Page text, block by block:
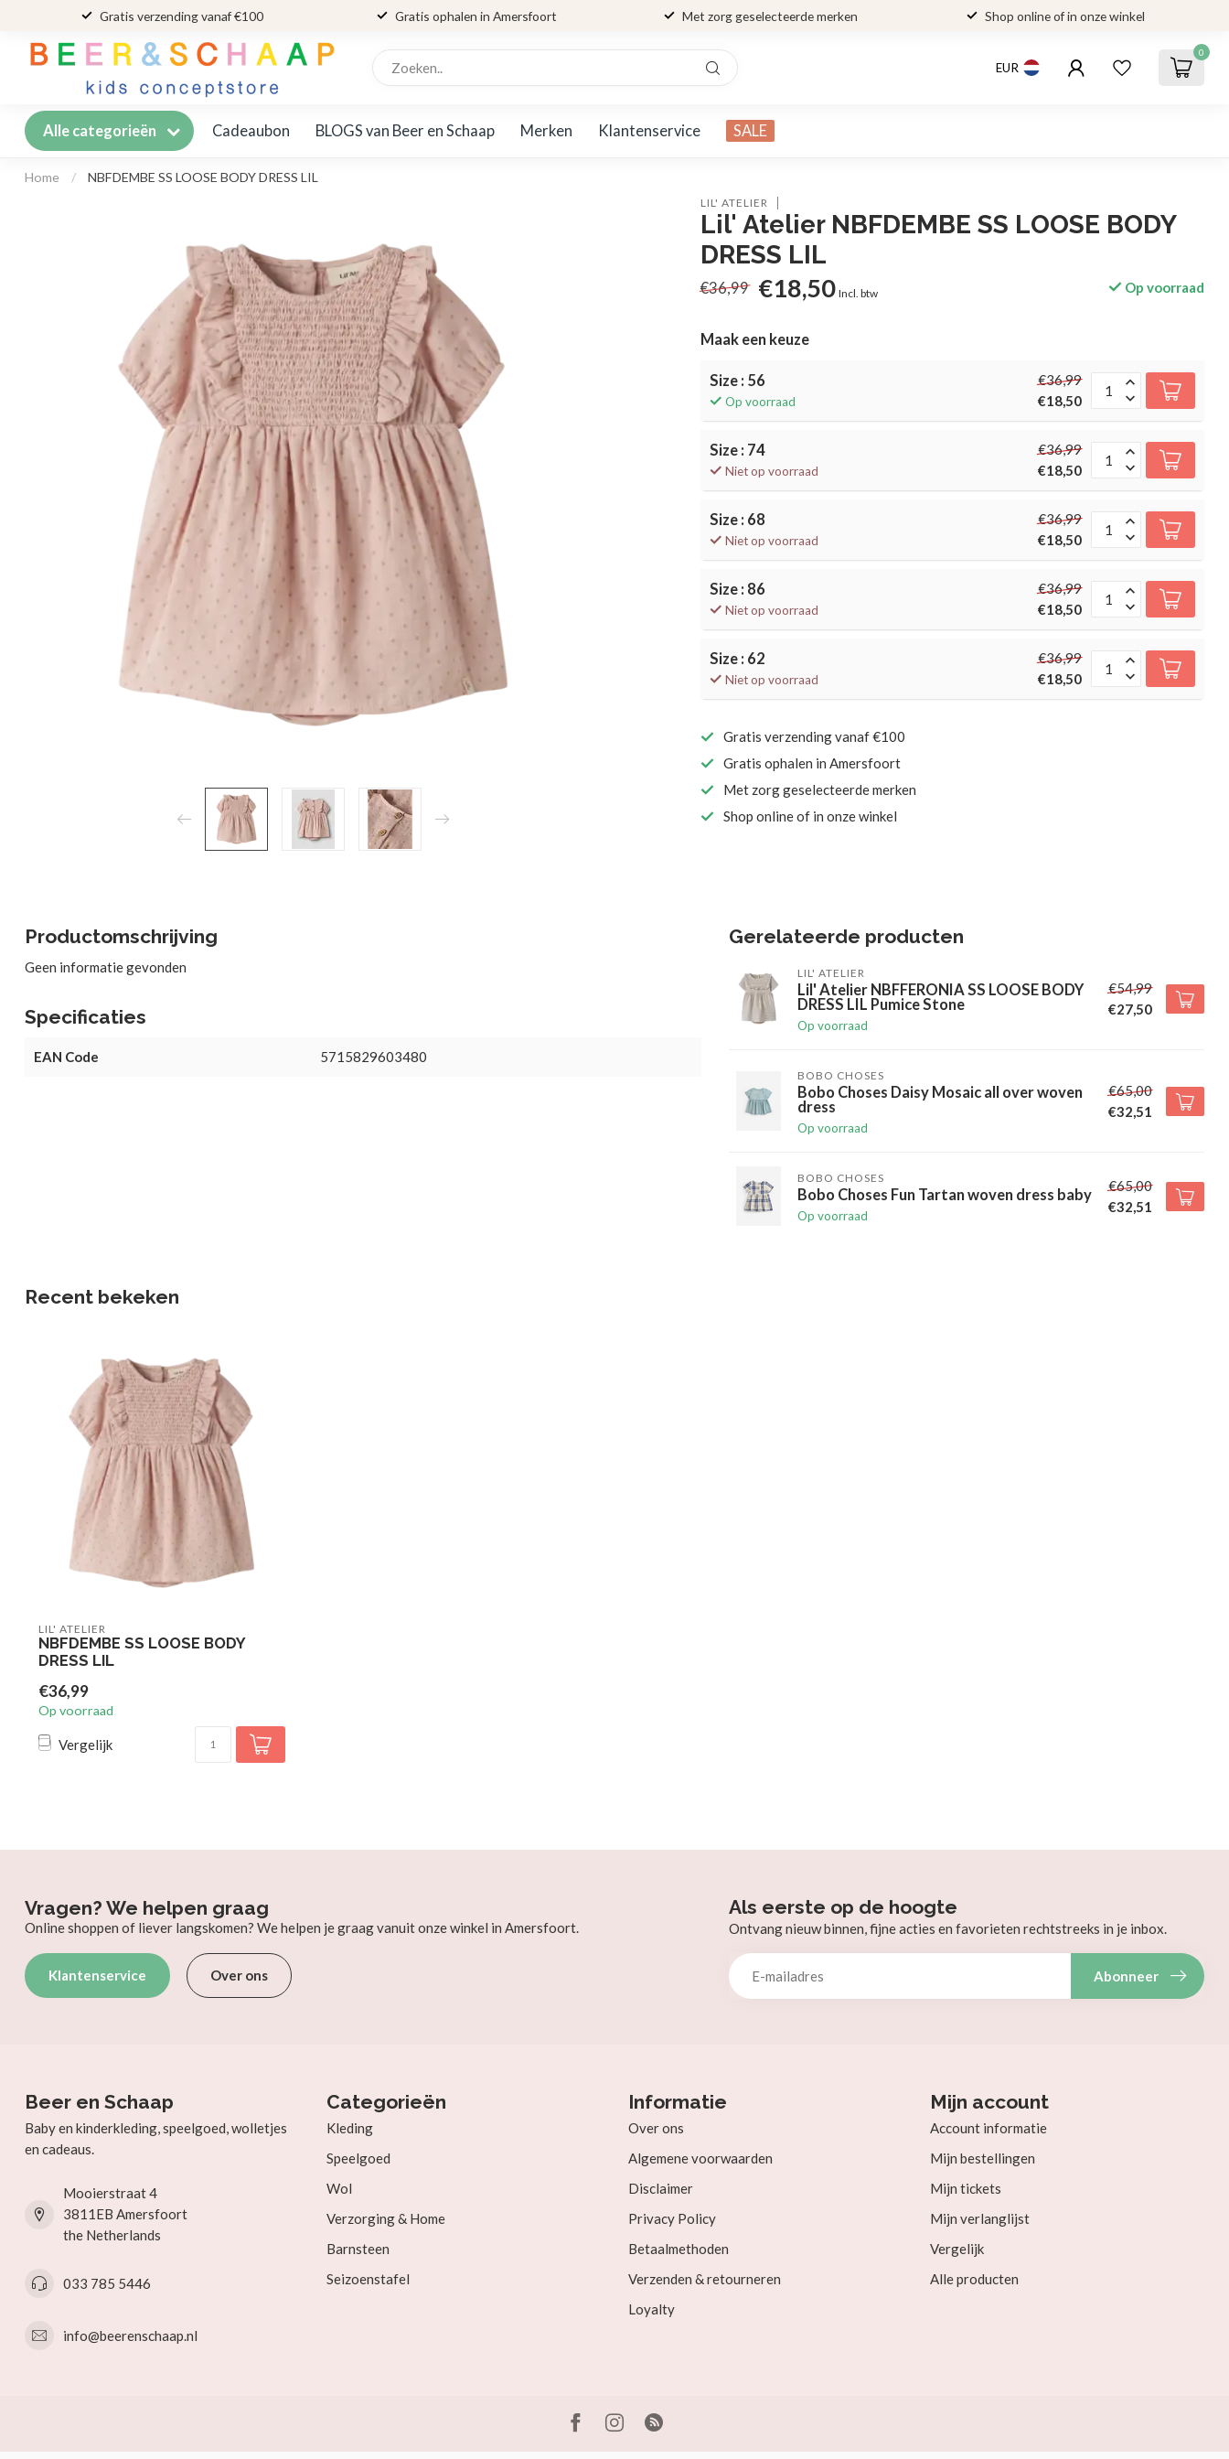
Gratis verzending vanaf €100 Gratis ophalen in Amersfoort Met zorg geselecteerde merken Shop online of in onze winkel
EUR
0
Alle categorieën Cadeaubon BLOGS van Beer en Schaap Merken Klantenservice SALE
Home / NBFDEMBE SS LOOSE BODY DRESS LIL
LIL' ATELIER
Lil' Atelier NBFDEMBE SS LOOSE BODY
DRESS LIL
€36,99 €18,50 Incl. btw Op voorraad
Maak een keuze
Size : 56
Op voorraad
€36,99
€18,50
Size : 74
Niet op voorraad
€36,99
€18,50
Size : 68
Niet op voorraad
€36,99
€18,50
Size : 86
Niet op voorraad
€36,99
€18,50
Size : 62
Niet op voorraad
€36,99
€18,50
Gratis verzending vanaf €100
Gratis ophalen in Amersfoort
Met zorg geselecteerde merken
Shop online of in onze winkel
Productomschrijving
Geen informatie gevonden
Specificaties
EAN Code 5715829603480
Gerelateerde producten
LIL' ATELIER
Lil' Atelier NBFFERONIA SS LOOSE BODY
DRESS LIL Pumice Stone
Op voorraad
€54,99
€27,50
BOBO CHOSES
Bobo Choses Daisy Mosaic all over woven
dress
Op voorraad
€65,00
€32,51
BOBO CHOSES
Bobo Choses Fun Tartan woven dress baby
Op voorraad
€65,00
€32,51
Recent bekeken
LIL' ATELIER
NBFDEMBE SS LOOSE BODY
DRESS LIL
€36,99
Op voorraad
Vergelijk
Vragen? We helpen graag
Online shoppen of liever langskomen? We helpen je graag vanuit onze winkel in Amersfoort.
Klantenservice Over ons
Als eerste op de hoogte
Ontvang nieuw binnen, fijne acties en favorieten rechtstreeks in je inbox.
Abonneer
Beer en Schaap
Baby en kinderkleding, speelgoed, wolletjes
en cadeaus.
Mooierstraat 4
3811EB Amersfoort
the Netherlands
033 785 5446
info@beerenschaap.nl
Categorieën
Kleding
Speelgoed
Wol
Verzorging & Home
Barnsteen
Seizoenstafel
Informatie
Over ons
Algemene voorwaarden
Disclaimer
Privacy Policy
Betaalmethoden
Verzenden & retourneren
Loyalty
Mijn account
Account informatie
Mijn bestellingen
Mijn tickets
Mijn verlanglijst
Vergelijk
Alle producten